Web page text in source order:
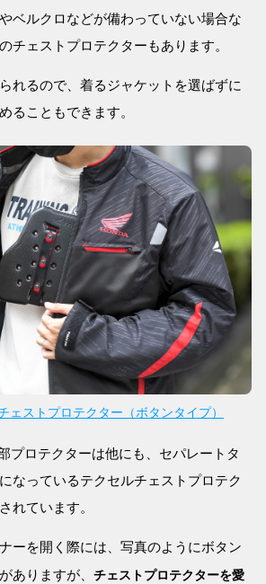
ベルクロなどが備わっていない場合な
チェストプロテクターもあります。
れるので、着るジャケットを選ばずに
ることもできます。
ェストプロテクター（ボタンタイプ）
プロテクターは他にも、セパレートタ
なっているテクセルチェストプロテク
れています。
ーを開く際には、写真のようにボタン
ありますが、 チェストプロテクターを愛